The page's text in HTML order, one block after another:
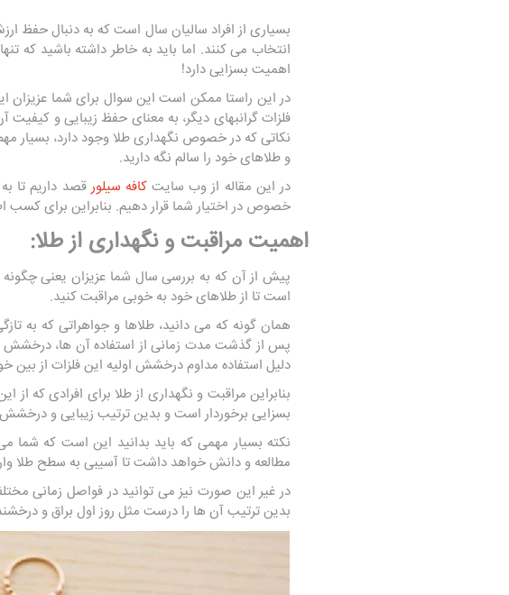
بسیاری از افراد سالیان سال است که به دنبال حفظ
انتخاب می کنند. اما باید به خاطر داشته باشید
اهمیت بسزایی دارد!
در این راستا ممکن است این سوال برای شما عزیزان
فلزات گرانبهای دیگر، به معنای حفظ زیبایی و
نکاتی که در خصوص نگهداری طلا وجود دارد، بسیار
و طلاهای خود را سالم نگه دارید.
در این مقاله از وب سایتکافه سیلور قصد داریم تا
خصوص در اختیار شما قرار دهیم. بنابراین برای کسب
اهمیت مراقبت و نگهداری از طلا:
پیش از آن که به بررسی سال شما عزیزان یعنی
است تا از طلاهای خود به خوبی مراقبت کنید.
همان گونه که می دانید، طلاها و جواهراتی که به
پس از گذشت مدت زمانی از استفاده آن ها، درخشش
دلیل استفاده مداوم درخشش اولیه این فلزات از
بنابراین مراقبت و نگهداری از طلا برای افرادی که از
بسزایی برخوردار است و بدین ترتیب زیبایی و درخشش
نکته بسیار مهمی که باید بدانید این است که شما می
مطالعه و دانش خواهد داشت تا آسیبی به سطح طلا
در غیر این صورت نیز می توانید در فواصل زمانی
بدین ترتیب آن ‌ها را درست مثل روز اول براق و